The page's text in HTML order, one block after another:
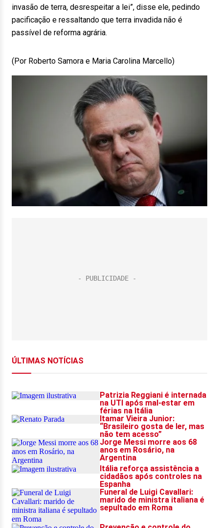
invasão de terra, desrespeitar a lei”, disse ele, pedindo
pacificação e ressaltando que terra invadida não é
passível de reforma agrária.
(Por Roberto Samora e Maria Carolina Marcello)